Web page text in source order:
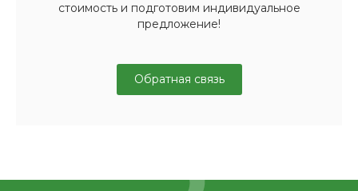
стоимость и подготовим индивидуальное
предложение!
Обратная связь